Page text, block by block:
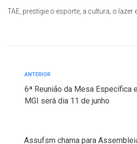
TAE, prestigie o esporte, a cultura, o
ANTERIOR
6ª Reunião da Mesa Específica
MGI será dia 11 de junho
Assufsm chama para